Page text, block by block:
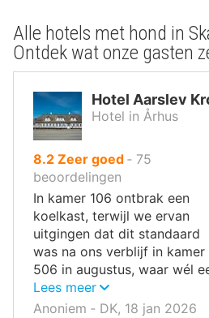
Alle hotels met hond in
Ontdek wat onze gasten
Hotel Aarslev
Hotel in Århus
8.2uit
10
,
Zeer goed ‐ 75
beoordelingen
In kamer 106 ontbrak een
koelkast, terwijl we ervan
uitgingen dat dit standaard
was na ons verblijf in kamer
506 in augustus, waar wél
koelkast aanwezig was.
Lees meer
Anoniem ‐ DK, 18 jan 2026